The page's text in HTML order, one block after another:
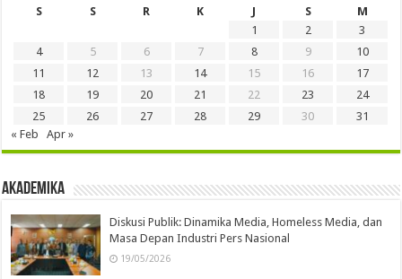
S
S R K J S
M
1
2
3
4
5 6 7 8 9
10
11
12 13 14 15 16
17
18
19 20 21 22 23
24
25
26 27 28 29 30
31
« Feb
Apr »
Akademika
Diskusi Publik: Dinamika Media, Homeless Media, dan
Masa Depan Industri Pers Nasional
19/05/2026